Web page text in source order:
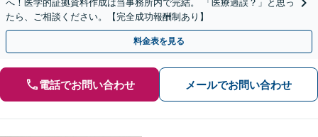
へ！医学的証拠資料作成は当事務所内で完結。 「医療過誤？」と思っ
たら、ご相談ください。【完全成功報酬制あり】
料金表を見る
電話でお問い合わせ メールでお問い合わせ